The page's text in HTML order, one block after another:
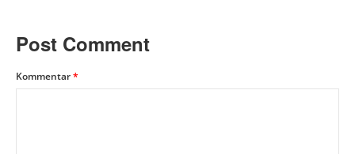
Post Comment
Kommentar*